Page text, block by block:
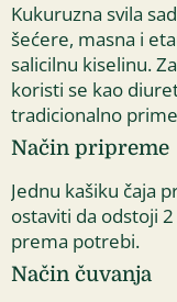
Kukuruzna svila
šećere, masna i
salicilnu kiselinu.
koristi se kao
tradicionalno
Način pripreme
Jednu kašiku čaja
ostaviti da odstoji
prema potrebi.
Način čuvanja